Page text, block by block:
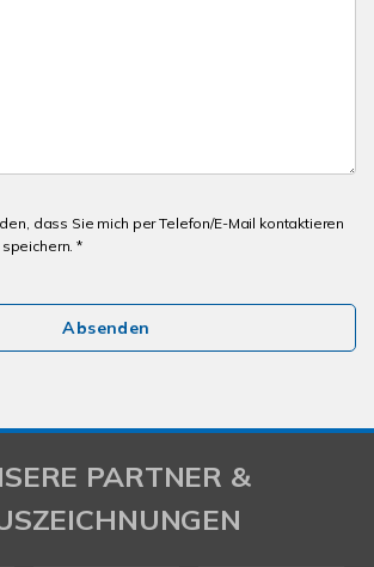
dass Sie mich per Telefon/E-Mail kontaktieren
*
Absenden
PARTNER &